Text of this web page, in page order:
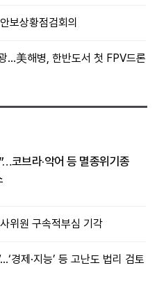
보상황점검회의
…美해병, 한반도서 첫 FPV드론
코브라·악어 등 멸종위기종
위원 구속적부심 기각
경제·지능’ 등 고난도 법리 검토